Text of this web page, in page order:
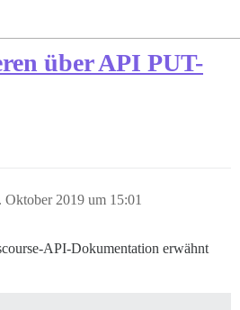
über API PUT-
Oktober 2019 um 15:01
API-Dokumentation erwähnt